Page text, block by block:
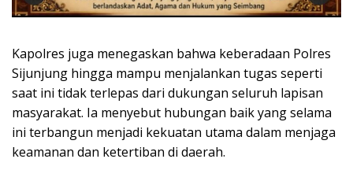
Kapolres juga menegaskan bahwa keberadaan Polres
Sijunjung hingga mampu menjalankan tugas seperti
saat ini tidak terlepas dari dukungan seluruh lapisan
masyarakat. Ia menyebut hubungan baik yang selama
ini terbangun menjadi kekuatan utama dalam menjaga
keamanan dan ketertiban di daerah.